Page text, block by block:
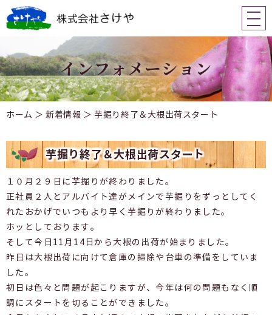
ホーム ＞ 新着情報 ＞ 芋掘り終了＆大根出荷スタート
芋掘り終了＆大根出荷スタート
１０月２９日に芋掘りが終わりました。
正社員２人とアルバイト達がメインで芋掘りをずっとしてく
れたおかげでいつもより早く芋掘りが終わりました。
ホッとしております。
そして今日11月14日から大根の出荷が始まりました。
昨日は大根出荷に向けて倉庫の掃除や台車の準備をしていま
した。
初日は色々と問題が起こりますが、今年は何の問題もなく順
調にスタートを切ることができました。